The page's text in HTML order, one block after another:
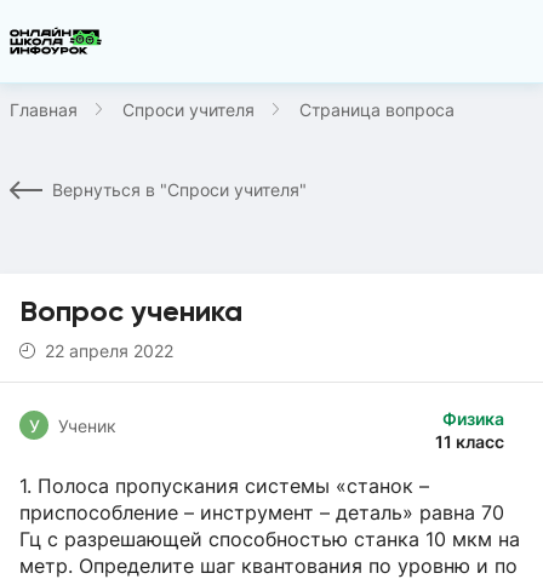
Главная Спроси учителя Страница вопроса
Вернуться в "Спроси учителя"
Вопрос ученика
22 апреля 2022
Физика
11 класс
У Ученик
1. Полоса пропускания системы «станок –
приспособление – инструмент – деталь» равна 70
Гц с разрешающей способностью станка 10 мкм на
метр. Определите шаг квантования по уровню и по